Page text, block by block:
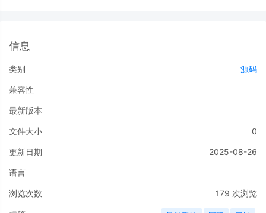
信息
类别 源码
兼容性
最新版本
文件大小 0
更新日期 2025-08-26
语言
浏览次数 179 次浏览